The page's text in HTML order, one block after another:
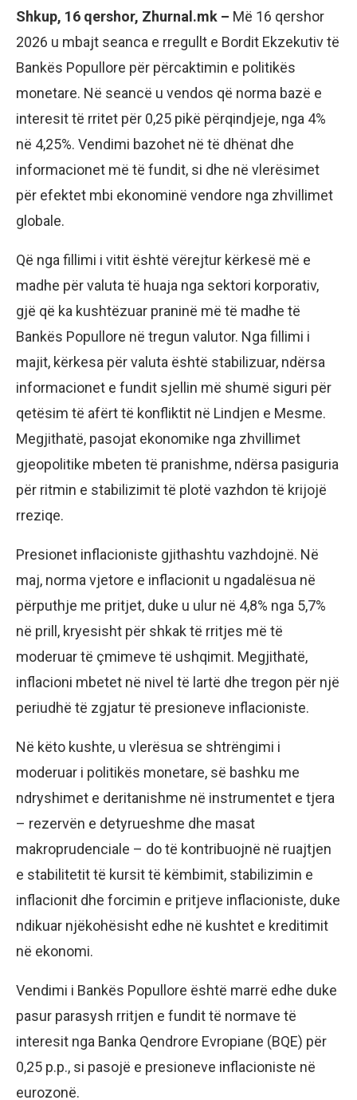
Shkup, 16 qershor, Zhurnal.mk – Më 16 qershor
2026 u mbajt seanca e rregullt e Bordit Ekzekutiv të
Bankës Popullore për përcaktimin e politikës
monetare. Në seancë u vendos që norma bazë e
interesit të rritet për 0,25 pikë përqindjeje, nga 4%
në 4,25%. Vendimi bazohet në të dhënat dhe
informacionet më të fundit, si dhe në vlerësimet
për efektet mbi ekonominë vendore nga zhvillimet
globale.
Që nga fillimi i vitit është vërejtur kërkesë më e
madhe për valuta të huaja nga sektori korporativ,
gjë që ka kushtëzuar praninë më të madhe të
Bankës Popullore në tregun valutor. Nga fillimi i
majit, kërkesa për valuta është stabilizuar, ndërsa
informacionet e fundit sjellin më shumë siguri për
qetësim të afërt të konfliktit në Lindjen e Mesme.
Megjithatë, pasojat ekonomike nga zhvillimet
gjeopolitike mbeten të pranishme, ndërsa pasiguria
për ritmin e stabilizimit të plotë vazhdon të krijojë
rreziqe.
Presionet inflacioniste gjithashtu vazhdojnë. Në
maj, norma vjetore e inflacionit u ngadalësua në
përputhje me pritjet, duke u ulur në 4,8% nga 5,7%
në prill, kryesisht për shkak të rritjes më të
moderuar të çmimeve të ushqimit. Megjithatë,
inflacioni mbetet në nivel të lartë dhe tregon për një
periudhë të zgjatur të presioneve inflacioniste.
Në këto kushte, u vlerësua se shtrëngimi i
moderuar i politikës monetare, së bashku me
ndryshimet e deritanishme në instrumentet e tjera
– rezervën e detyrueshme dhe masat
makroprudenciale – do të kontribuojnë në ruajtjen
e stabilitetit të kursit të këmbimit, stabilizimin e
inflacionit dhe forcimin e pritjeve inflacioniste, duke
ndikuar njëkohësisht edhe në kushtet e kreditimit
në ekonomi.
Vendimi i Bankës Popullore është marrë edhe duke
pasur parasysh rritjen e fundit të normave të
interesit nga Banka Qendrore Evropiane (BQE) për
0,25 p.p., si pasojë e presioneve inflacioniste në
eurozonë.